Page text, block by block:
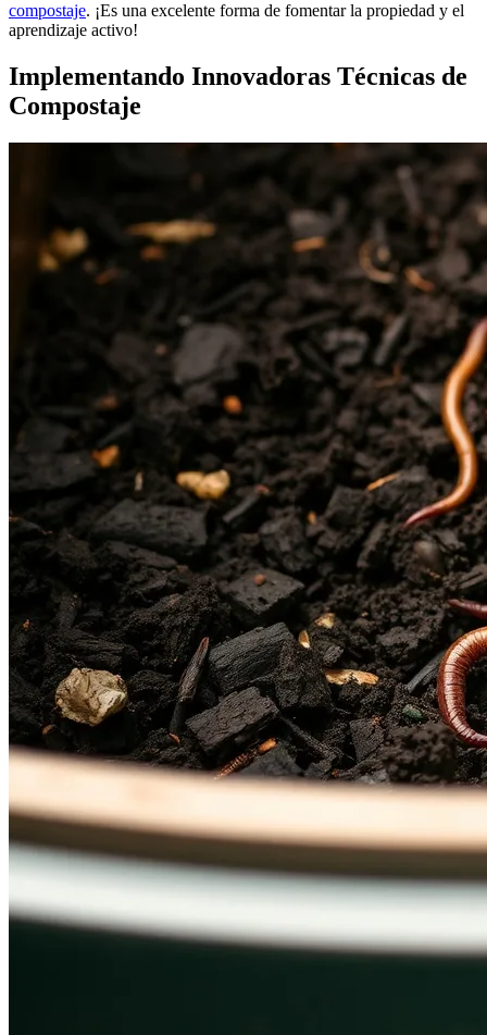
compostaje. ¡Es una excelente forma de fomentar la propiedad y el
aprendizaje activo!
Implementando Innovadoras Técnicas de
Compostaje